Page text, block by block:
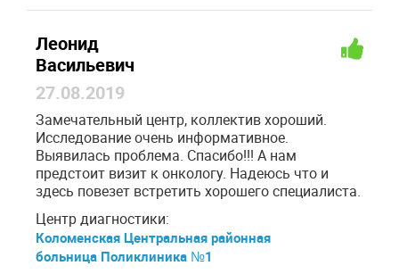
Леонид
Васильевич
27.08.2019
Замечательный центр, коллектив хороший.
Исследование очень информативное.
Выявилась проблема. Спасибо!!! А нам
предстоит визит к онкологу. Надеюсь что и
здесь повезет встретить хорошего специалиста.
Центр диагностики:
Коломенская Центральная районная
больница Поликлиника №1